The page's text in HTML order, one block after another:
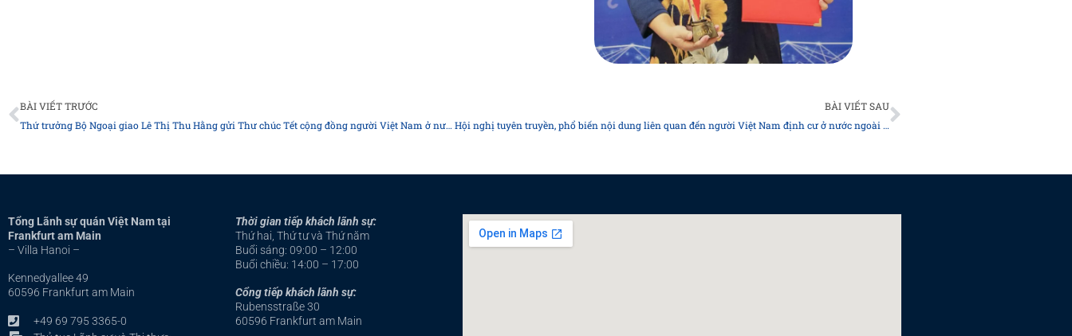
Prev
BÀI VIẾT TRƯỚC
Thứ trưởng Bộ Ngoại giao Lê Thị Thu Hằng gửi Thư chúc Tết cộng đồng người Việt Nam ở nước ngoài
BÀI VIẾT SAU
Hội nghị tuyên truyền, phổ biến nội dung liên quan đến người Việt Nam định cư ở nước ngoài trong Luật Đất đai, Luật Nhà ở và Luật Kinh doanh bất động sản
Next
Tổng Lãnh sự quán Việt Nam tại
Frankfurt am Main
– Villa Hanoi –
Kennedyallee 49
60596 Frankfurt am Main
+49 69 795 3365-0
Thời gian tiếp khách lãnh sự:
Thứ hai, Thứ tư và Thứ năm
Buổi sáng: 09:00 – 12:00
Buổi chiều: 14:00 – 17:00
Cổng tiếp khách lãnh sự:
Rubensstraße 30
60596 Frankfurt am Main